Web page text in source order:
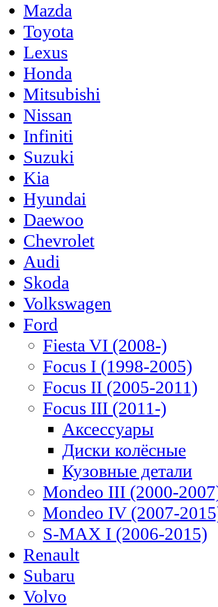
Mazda
Toyota
Lexus
Honda
Mitsubishi
Nissan
Infiniti
Suzuki
Kia
Hyundai
Daewoo
Chevrolet
Audi
Skoda
Volkswagen
Ford
Fiesta VI (2008-)
Focus I (1998-2005)
Focus II (2005-2011)
Focus III (2011-)
Аксессуары
Диски колёсные
Кузовные детали
Mondeo III (2000-
Mondeo IV (2007-
S-MAX I (2006-2015)
Renault
Subaru
Volvo